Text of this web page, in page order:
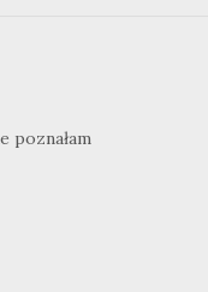
poznałam